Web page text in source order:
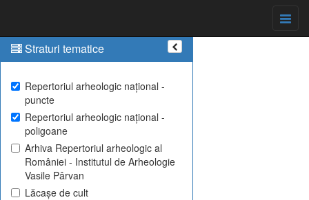
Straturi tematice
Repertoriul arheologic național -
puncte
Repertoriul arheologic național -
poligoane
Arhiva Repertoriul arheologic al
României - Institutul de Arheologie
Vasile Pârvan
Lăcașe de cult